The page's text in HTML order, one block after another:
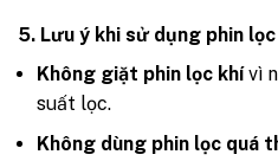
5. Lưu ý khi sử dụng phin
Không giặt phin lọc khívì
suất lọc.
Không dùng phin lọc quá